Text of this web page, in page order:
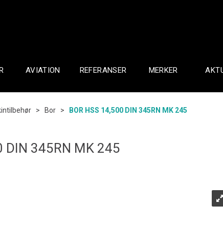
AVIATION REFERANSER MERKER
> Bor > BOR HSS 14,500 DIN 345RN MK 245
DIN 345RN MK 245